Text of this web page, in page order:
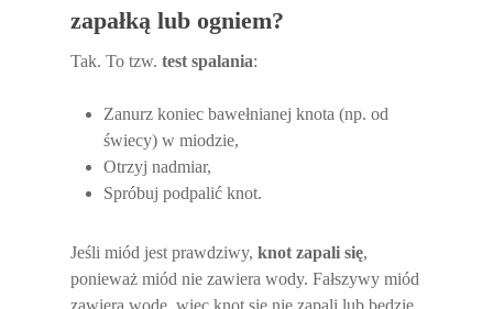
zapałką lub ogniem?
Tak. To tzw.test spalania:
Zanurz koniec bawełnianej knota (np. od
świecy) w miodzie,
Otrzyj nadmiar,
Spróbuj podpalić knot.
Jeśli miód jest prawdziwy,knot zapali się,
ponieważ miód nie zawiera wody. Fałszywy miód
zawiera wodę, więc knot się nie zapali lub będzie